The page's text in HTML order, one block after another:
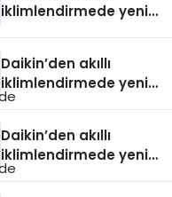
iklimlendirmede yeni
Daikin’den akıllı
iklimlendirmede yeni
dönem: Madoka Plus
Daikin’den akıllı
iklimlendirmede yeni
dönem: Madoka Plus